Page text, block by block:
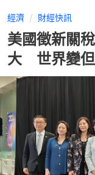
經濟 財經快訊
美國徵新關
大 世界變但